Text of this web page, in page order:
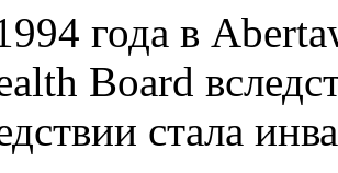
года в
Board
стала